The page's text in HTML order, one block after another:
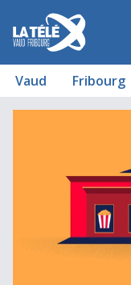
La Télé -
Vaud Fribourg